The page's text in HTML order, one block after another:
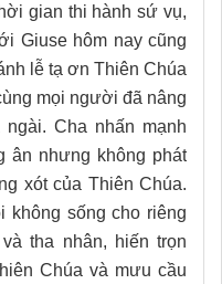
gian thi hành sứ vụ,
Giuse hôm nay cũng
lễ tạ ơn Thiên Chúa
mọi người đã nâng
Cha nhấn mạnh
ân nhưng không phát
xót của Thiên Chúa.
sống cho riêng
tha nhân, hiến trọn
Chúa và mưu cầu